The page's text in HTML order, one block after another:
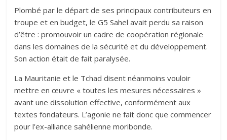
Plombé par le départ de ses principaux contributeurs en
troupe et en budget, le G5 Sahel avait perdu sa raison
d’être : promouvoir un cadre de coopération régionale
dans les domaines de la sécurité et du développement.
Son action était de fait paralysée.
La Mauritanie et le Tchad disent néanmoins vouloir
mettre en œuvre « toutes les mesures nécessaires »
avant une dissolution effective, conformément aux
textes fondateurs. L’agonie ne fait donc que commencer
pour l’ex-alliance sahélienne moribonde.